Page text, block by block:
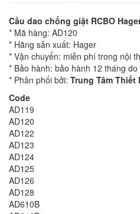
Cầu dao chống giật RCBO
* Mã hàng: AD120
* Hãng sản xuất: Hager
* Vận chuyển: miễn phí trong nội
* Bảo hành: bảo hành 12 tháng
* Phân phối bởi: Trung Tâm Thiết
Code
AD119
AD120
AD122
AD123
AD124
AD125
AD126
AD128
AD610B